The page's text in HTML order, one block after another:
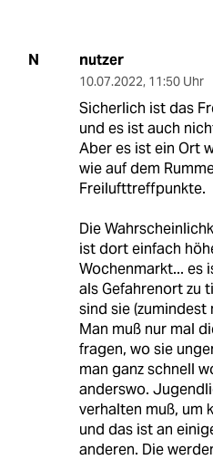
N nutzer
10.07.2022, 11:50 Uhr
Sicherlich ist das
und es ist auch
Aber es ist ein Ort
wie auf dem
Freilufttreffpunkte.
Die
ist dort einfach
Wochenmarkt... es
als Gefahrenort zu
sind sie (zumindest
Man muß nur mal
fragen, wo sie
man ganz schnell
anderswo.
verhalten muß, um
und das ist an
anderen. Die